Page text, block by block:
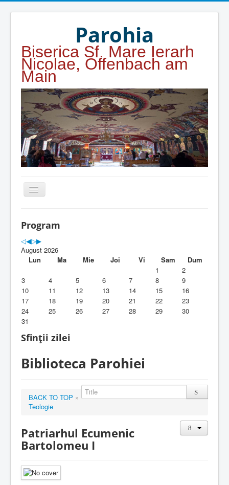
Parohia
Biserica Sf. Mare Ierarh
Nicolae, Offenbach am
Main
Duhovnicesti
Alte legaturi
Biblioteca Parohiei
Foaia Parohiei
Program
August 2026
Lun
Ma Mie Joi Vi Sam
Dum
1
2
3
4 5 6 7 8
9
10
11 12 13 14 15
16
17
18 19 20 21 22
23
24
25 26 27 28 29
30
31
Sfinții zilei
Biblioteca Parohiei
BACK TO TOP »
Teologie
Patriarhul Ecumenic
Bartolomeu I